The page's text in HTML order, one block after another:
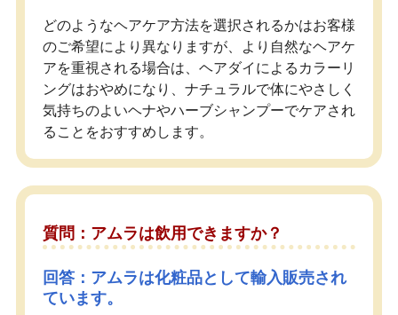
どのようなヘアケア方法を選択されるかはお客様
のご希望により異なりますが、より自然なヘアケ
アを重視される場合は、ヘアダイによるカラーリ
ングはおやめになり、ナチュラルで体にやさしく
気持ちのよいヘナやハーブシャンプーでケアされ
ることをおすすめします。
質問：アムラは飲用できますか？
回答：アムラは化粧品として輸入販売され
ています。